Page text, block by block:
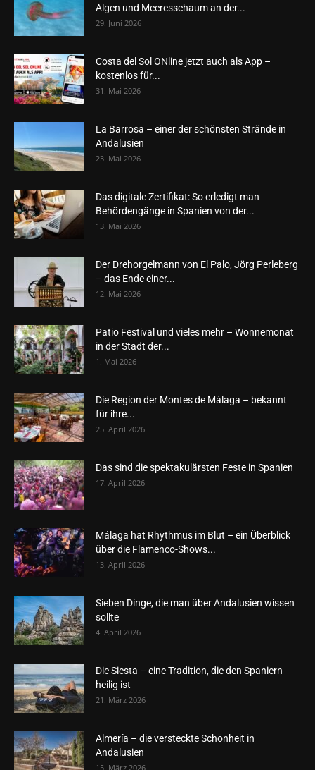
Algen und Meeresschaum an der...
29. Juni 2026
Costa del Sol ONline jetzt auch als App –
kostenlos für...
31. Mai 2026
La Barrosa – einer der schönsten Strände in
Andalusien
23. Mai 2026
Das digitale Zertifikat: So erledigt man
Behördengänge in Spanien von der...
13. Mai 2026
Der Drehorgelmann von El Palo, Jörg Perleberg
– das Ende einer...
12. Mai 2026
Patio Festival und vieles mehr – Wonnemonat
in der Stadt der...
1. Mai 2026
Die Region der Montes de Málaga – bekannt
für ihre...
25. April 2026
Das sind die spektakulärsten Feste in Spanien
17. April 2026
Málaga hat Rhythmus im Blut – ein Überblick
über die Flamenco-Shows...
13. April 2026
Sieben Dinge, die man über Andalusien wissen
sollte
4. April 2026
Die Siesta – eine Tradition, die den Spaniern
heilig ist
21. März 2026
Almería – die versteckte Schönheit in
Andalusien
15. März 2026